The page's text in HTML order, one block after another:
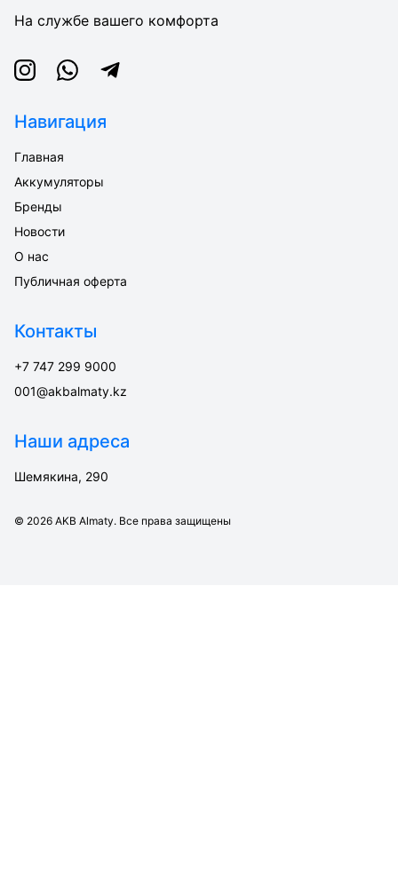
На службе вашего комфорта
InstagramWhatsappTelegram
Навигация
Главная
Аккумуляторы
Бренды
Новости
О нас
Публичная оферта
Контакты
+7 747 299 9000
001@akbalmaty.kz
Наши адреса
Шемякина, 290
© 2026 AKB Almaty. Все права защищены